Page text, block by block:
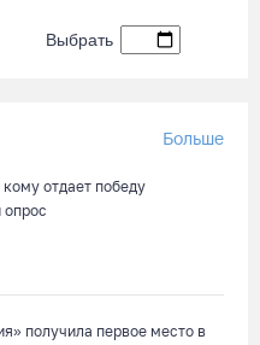
Выбрать
Больше
отдает победу
опрос
получила первое место в